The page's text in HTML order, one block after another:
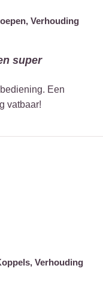
Verhouding
super
Een
vatbaar!
Verhouding